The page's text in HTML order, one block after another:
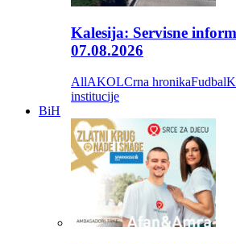
Kalesija: Servisne
07.08.2026
AllAKOLCrna hronikaFudbal
institucije
BiH